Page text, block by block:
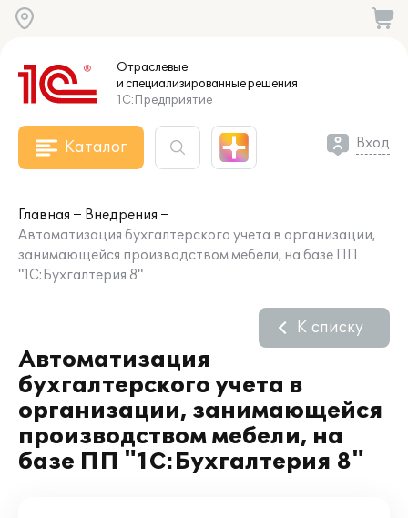
Отраслевые
и специализированныерешения
1С:Предприятие
Каталог Вход
Главная
Внедрения
Автоматизация бухгалтерского учета в организации,
занимающейся производством мебели, на базе ПП
"1С:Бухгалтерия 8"
Автоматизация
бухгалтерского учета в
организации, занимающейся
производством мебели, на
базе ПП "1С:Бухгалтерия 8"
К списку